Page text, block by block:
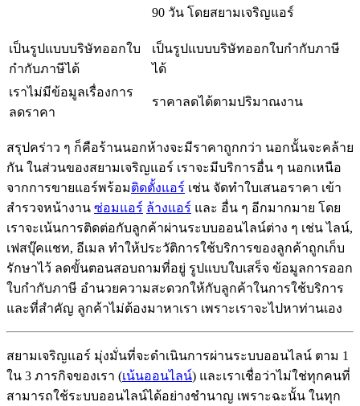
90 วัน โดยสยามเจริญแอร์
เป็นรูปแบบบริษัทออกใบ
กำกับภาษีได้
เป็นรูปแบบบริษัทออกใบกำกับภาษี
ได้
เราไม่มีข้อมูลเรื่องการ
ลดราคา
ราคาลดได้ตามปริมาณงาน
สรุปคร่าว ๆ ก็คือร้านนอกห้างจะมีราคาถูกกว่า นอกนั้นจะคล้าย
กัน ในส่วนของสยามเจริญแอร์ เราจะมีบริการอื่น ๆ นอกเหนือ
จากการขายแอร์พร้อมติดตั้งแอร์ เช่น จัดทำใบเสนอราคา เข้า
สำรวจหน้างาน ซ่อมแอร์ ล้างแอร์ และ อื่น ๆ อีกมากมาย โดย
เราจะเน้นการติดต่อกับลูกค้าผ่านระบบออนไลน์ต่าง ๆ เช่น ไลน์,
เฟสบุ๊คแชท, อีเมล ทำให้ประวัติการใช้บริการของลูกค้าถูกเก็บ
รักษาไว้ ลดขั้นตอนสอบถามที่อยู่ รูปแบบใบเสร็จ ข้อมูลการออก
ใบกำกับภาษี อำนวยความสะดวกให้กับลูกค้าในการใช้บริการ
และที่สำคัญ ลูกค้าไม่ต้องมาหาเรา เพราะเราจะไปหาท่านเอง
สยามเจริญแอร์ มุ่งมั่นที่จะดำเนินการผ่านระบบออนไลน์ ตาม 1
ใน 3 ภารกิจของเรา (เน้นออนไลน์) และเราเชื่อว่าไม่ใช่ทุกคนที่
สามารถใช้ระบบออนไลน์ได้อย่างชำนาญ เพราะฉะนั้น ในทุก